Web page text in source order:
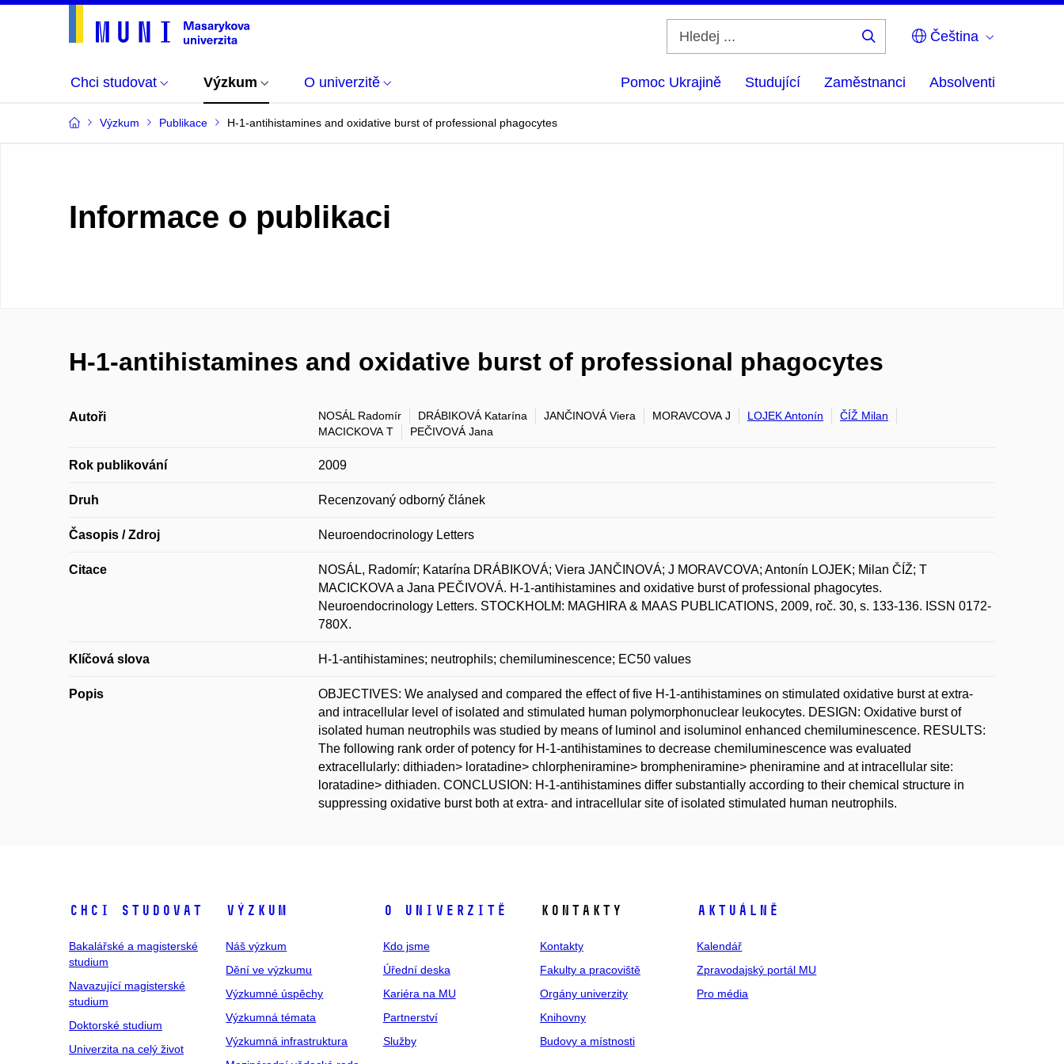
Čeština
Chci studovat Výzkum O univerzitě Pomoc Ukrajině Studující Zaměstnanci Absolventi
Výzkum Publikace H-1-antihistamines and oxidative burst of professional phagocytes
Informace o publikaci
H-1-antihistamines and oxidative burst of professional phagocytes
Autoři NOSÁL Radomír DRÁBIKOVÁ Katarína JANČINOVÁ Viera MORAVCOVA J LOJEK Antonín
ČÍŽ Milan
MACICKOVA T
PEČIVOVÁ Jana
Rok publikování 2009
Druh Recenzovaný odborný článek
Časopis / Zdroj Neuroendocrinology Letters
Citace
NOSÁL, Radomír; Katarína DRÁBIKOVÁ; Viera JANČINOVÁ; J MORAVCOVA; Antonín LOJEK; Milan ČÍŽ; T
MACICKOVA a Jana PEČIVOVÁ. H-1-antihistamines and oxidative burst of professional phagocytes.
Neuroendocrinology Letters. STOCKHOLM: MAGHIRA & MAAS PUBLICATIONS, 2009, roč. 30, s. 133-136. ISSN 0172-
780X.
Klíčová slova H-1-antihistamines; neutrophils; chemiluminescence; EC50 values
Popis
OBJECTIVES: We analysed and compared the effect of five H-1-antihistamines on stimulated oxidative burst at extra-
and intracellular level of isolated and stimulated human polymorphonuclear leukocytes. DESIGN: Oxidative burst of
isolated human neutrophils was studied by means of luminol and isoluminol enhanced chemiluminescence. RESULTS:
The following rank order of potency for H-1-antihistamines to decrease chemiluminescence was evaluated
extracellularly: dithiaden> loratadine> chlorpheniramine> brompheniramine> pheniramine and at intracellular site:
loratadine> dithiaden. CONCLUSION: H-1-antihistamines differ substantially according to their chemical structure in
suppressing oxidative burst both at extra- and intracellular site of isolated stimulated human neutrophils.
Chci studovat
Bakalářské a magisterské
studium
Navazující magisterské
studium
Doktorské studium
Univerzita na celý život
Výzkum
Náš výzkum
Dění ve výzkumu
Výzkumné úspěchy
Výzkumná témata
Výzkumná infrastruktura
O univerzitě
Kdo jsme
Úřední deska
Kariéra na MU
Partnerství
Služby
Kontakty
Kontakty
Fakulty a pracoviště
Orgány univerzity
Knihovny
Budovy a místnosti
Aktuálně
Kalendář
Zpravodajský portál MU
Pro média